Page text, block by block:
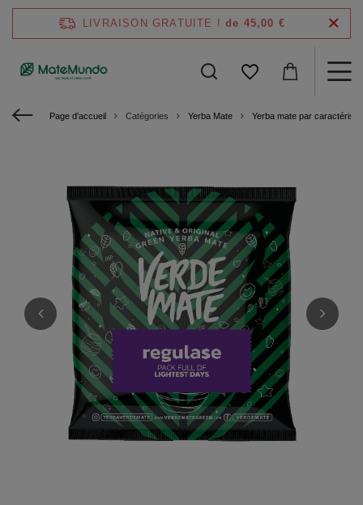
LIVRAISON GRATUITE ! de 45,00 €
Page d'accueil Catégories Yerba Mate Yerba mate par